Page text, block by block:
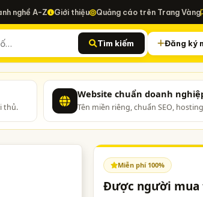
nghề A-Z Giới thiệu Quảng cáo trên Trang Vàng
Tìm kiếm Đăng ký
thủ.
Website chuẩn doanh
Tên miền riêng, chuẩn SEO,
Miễn phí 100%
Được người